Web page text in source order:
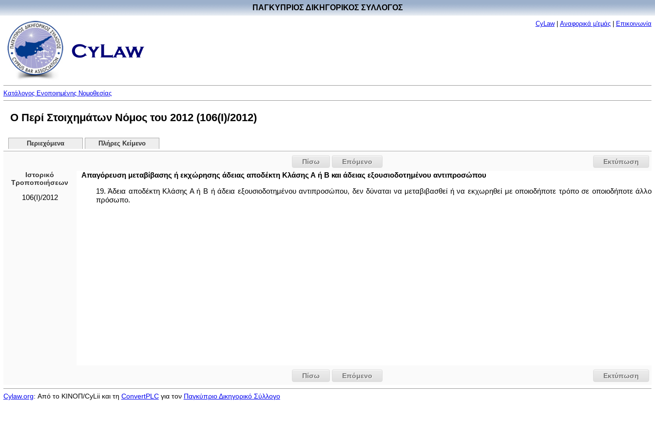
ΠΑΓΚΥΠΡΙΟΣ ΔΙΚΗΓΟΡΙΚΟΣ ΣΥΛΛΟΓΟΣ
CyLaw| Αναφορικά μ'εμάς| Επικοινωνία
Κατάλογος Ενοποιημένης Νομοθεσίας
Ο Περί Στοιχημάτων Νόμος του 2012 (106(I)/2012)
Περιεχόμενα Πλήρες Κείμενο
Εκτύπωση
Πίσω
Επόμενο
Ιστορικό
Τροποποιήσεων
106(I)/2012
Απαγόρευση μεταβίβασης ή εκχώρησης άδειας αποδέκτη Κλάσης Α ή Β και άδειας εξουσιοδοτημένου αντιπροσώπου
19. Άδεια αποδέκτη Κλάσης Α ή B ή άδεια εξουσιοδοτημένου αντιπροσώπου, δεν δύναται να μεταβιβασθεί ή να εκχωρηθεί με οποιοδήποτε τρόπο σε οποιοδήποτε άλλο
πρόσωπο.
Εκτύπωση
Πίσω Επόμενο
Cylaw.org: Από το ΚΙΝOΠ/CyLii και τη ConvertPLCγια τον Παγκύπριο Δικηγορικό Σύλλογο